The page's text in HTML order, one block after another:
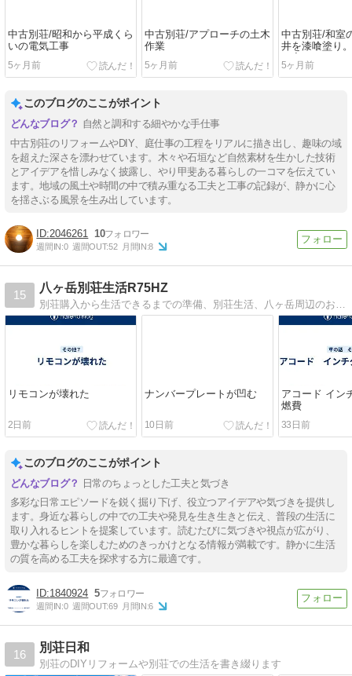
中古別荘/昭和から平成くら
いの電気工事
5ヶ月前
中古別荘/アプローチの土木
作業
5ヶ月前
中古別荘/和室
井を漆喰塗り
で完了しまし
5ヶ月前
このブログのここがポイント
自然と調和する細やかな手仕事
中古別荘のリフォームやDIY、庭仕事の工程をリアルに描き出し、趣味の域
を超えた深さを漂わせています。木々や石垣など自然素材を生かした技術
とアイデアを惜しみなく披露し、やり甲斐ある暮らしの一コマを伝えてい
ます。地域の風土や時間の中で積み重なる工夫と工事の記録が、静かに心
を揺さぶる風景を生み出しています。
2046261 10
週間IN:0 週間OUT:52 月間IN:8
15
八ヶ岳別荘生活R75HZ
別荘購入から生活できるまでの準備、別荘生活、八ヶ岳周辺のお店などについてのブログです。
リモコンが壊れた
2日前
ナンバープレートが凹む
10日前
アコード イン
燃費
33日前
このブログのここがポイント
日常のちょっとした工夫と気づき
多彩な日常エピソードを鋭く掘り下げ、役立つアイデアや気づきを提供し
ます。身近な暮らしの中での工夫や発見を生き生きと伝え、普段の生活に
取り入れるヒントを提案しています。読むたびに気づきや視点が広がり、
豊かな暮らしを楽しむためのきっかけとなる情報が満載です。静かに生活
の質を高める工夫を探求する方に最適です。
1840924 5
週間IN:0 週間OUT:69 月間IN:6
16
別荘日和
別荘のDIYリフォームや別荘での生活を書き綴ります